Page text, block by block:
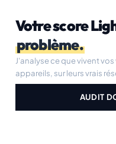
Votre score
problème.
J'analyse ce que vivent
appareils, sur leurs vrais
AUDIT